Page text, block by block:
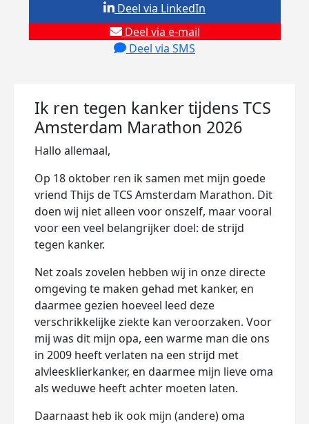
Deel via e-mail
Deel via SMS
Deel via LinkedIn
Ik ren tegen kanker tijdens TCS
Amsterdam Marathon 2026
Hallo allemaal,
Op 18 oktober ren ik samen met mijn goede
vriend Thijs de TCS Amsterdam Marathon. Dit
doen wij niet alleen voor onszelf, maar vooral
voor een veel belangrijker doel: de strijd
tegen kanker.
Net zoals zovelen hebben wij in onze directe
omgeving te maken gehad met kanker, en
daarmee gezien hoeveel leed deze
verschrikkelijke ziekte kan veroorzaken. Voor
mij was dit mijn opa, een warme man die ons
in 2009 heeft verlaten na een strijd met
alvleesklierkanker, en daarmee mijn lieve oma
als weduwe heeft achter moeten laten.
Daarnaast heb ik ook mijn (andere) oma